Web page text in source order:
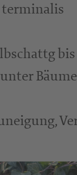
terminalis